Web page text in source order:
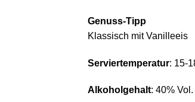
Genuss-Tipp
Klassisch mit Vanilleeis
Serviertemperatur: 15-
Alkoholgehalt: 40%